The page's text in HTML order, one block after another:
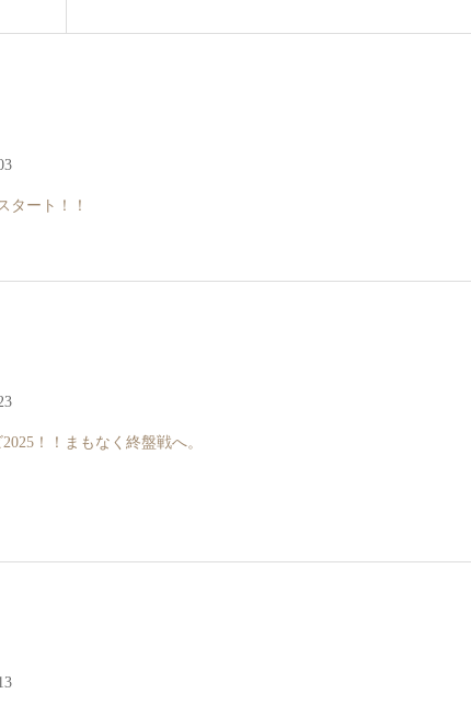
タート！！
！！まもなく終盤戦へ。